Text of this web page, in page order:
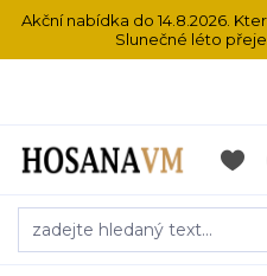
Akční nabídka do 14.8.2026.
Slunečné léto